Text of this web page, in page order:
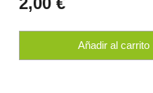
Añadir al carrito